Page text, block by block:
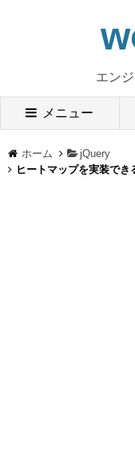
エン
メニュー
ホーム
jQuery
ヒートマップを実装で